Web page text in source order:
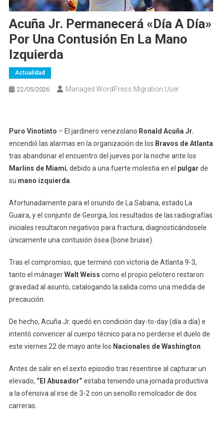
Acuña Jr. Permanecerá «día A Día»
Por Una Contusión En La Mano
Izquierda
Actualidad
22/05/2026 Managed WordPress Migration User
Puro Vinotinto – El jardinero venezolano Ronald Acuña Jr.
encendió las alarmas en la organización de los Bravos de Atlanta
tras abandonar el encuentro del jueves por la noche ante los
Marlins de Miami, debido a una fuerte molestia en el pulgar de
su mano izquierda.
Afortunadamente para el oriundo de La Sabana, estado La
Guaira, y el conjunto de Georgia, los resultados de las radiografías
iniciales resultaron negativos para fractura, diagnosticándosele
únicamente una contusión ósea (bone bruise).
Tras el compromiso, que terminó con victoria de Atlanta 9-3,
tanto el mánagerWalt Weiss como el propio pelotero restaron
gravedad al asunto, catalogando la salida como una medida de
precaución.
De hecho, Acuña Jr. quedó en condición day-to-day (día a día) e
intentó convencer al cuerpo técnico para no perderse el duelo de
este viernes 22 de mayo ante los Nacionales de Washington.
Antes de salir en el sexto episodio tras resentirse al capturar un
elevado, “El Abusador” estaba teniendo una jornada productiva
a la ofensiva al irse de 3-2 con un sencillo remolcador de dos
carreras.